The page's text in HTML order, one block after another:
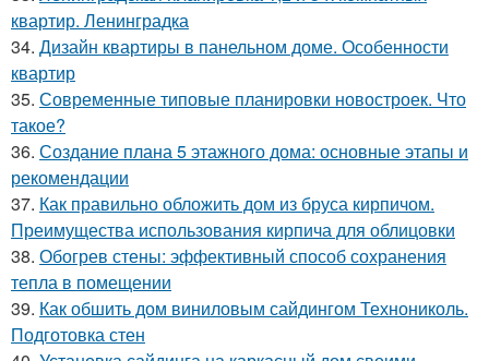
квартир. Ленинградка
34. Дизайн квартиры в панельном доме. Особенности
квартир
35. Современные типовые планировки новостроек. Что
такое?
36. Создание плана 5 этажного дома: основные этапы и
рекомендации
37. Как правильно обложить дом из бруса кирпичом.
Преимущества использования кирпича для облицовки
38. Обогрев стены: эффективный способ сохранения
тепла в помещении
39. Как обшить дом виниловым сайдингом Технониколь.
Подготовка стен